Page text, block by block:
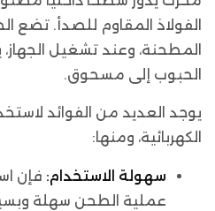
الفولاذ المقاوم للصدأ. تضع
المطحنة، وعند تشغيل
الحبوب إلى مسحوق.
يوجد العديد من الفوائد
الكهربائية، ومنها:
سهولة الاستخدام: فإن
عملية الطحن سهلة